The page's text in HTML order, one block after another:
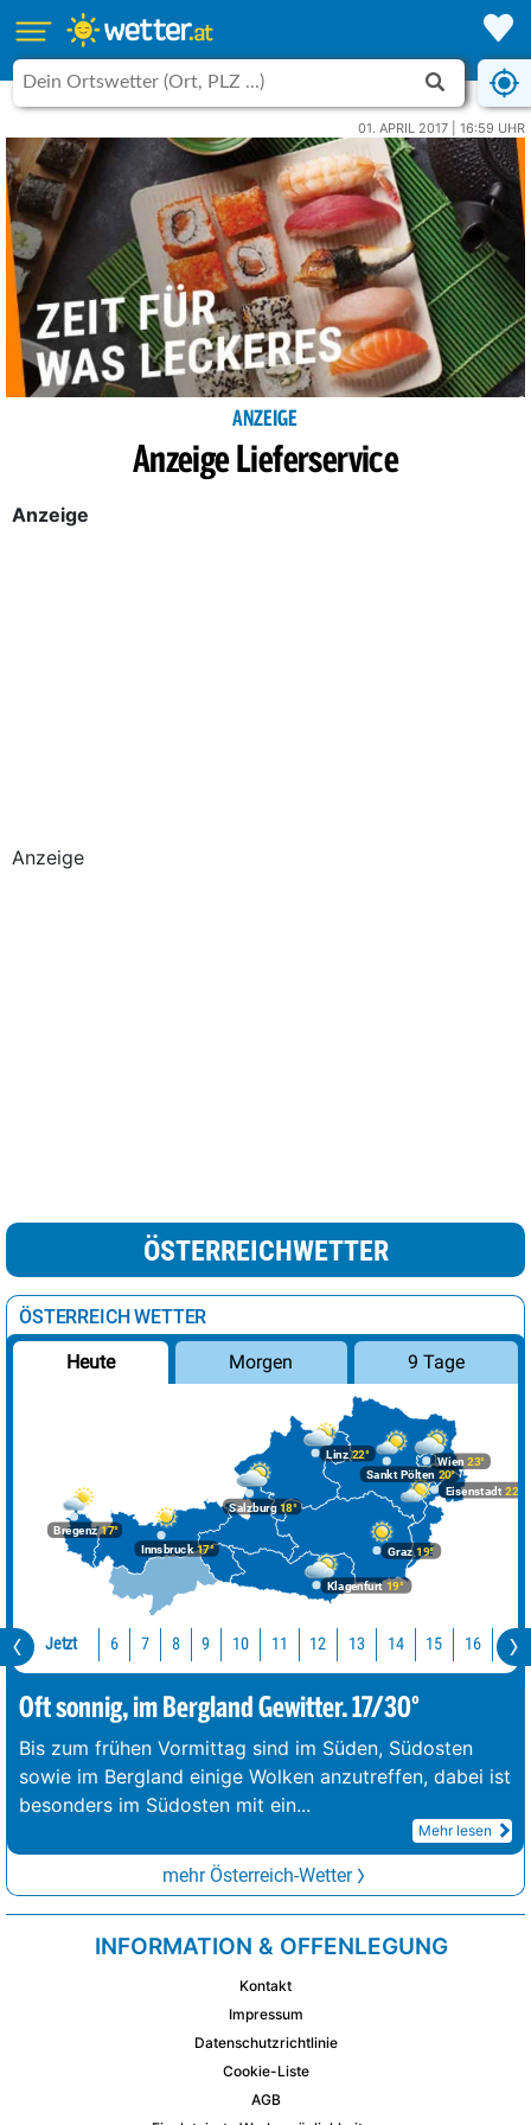
01. APRIL 2017 | 16:59 UHR
ANZEIGE
Anzeige Lieferservice
Anzeige
Anzeige
ÖSTERREICHWETTER
ÖSTERREICH WETTER
Heute Morgen 9 Tage
Bregenz17°
Graz19°
Innsbruck17°
Klagenfurt 19°
Linz22°
Salzburg18°
Wien 23°
Eisenstadt 22°
Sankt Pölten 20°
Jetzt 6 7 8 9 10 11 12 13 14 15 16 17
Oft sonnig, im Bergland Gewitter. 17/30°
Bis zum frühen Vormittag sind im Süden, Südosten
sowie im Bergland einige Wolken anzutreffen, dabei ist
besonders im Südosten mit ein...
Mehr lesen
mehr Österreich-Wetter
INFORMATION & OFFENLEGUNG
Kontakt
Impressum
Datenschutzrichtlinie
Cookie-Liste
AGB